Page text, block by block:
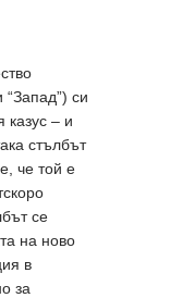
си
казус – и
стълбът
че той е
се
на ново
в
за